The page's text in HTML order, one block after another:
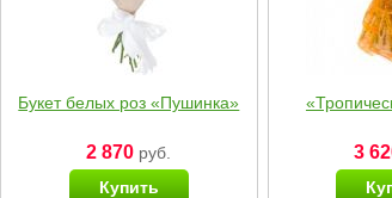
Букет белых роз «Пушинка»
2 870 руб.
Купить
3